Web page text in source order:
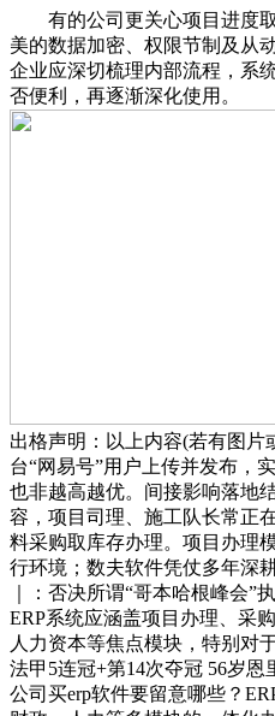
有的公司更关心项目进度取
美的数据加密、权限节制及从
企业应深切梳理内部流程，系
否便利，再逐渐深化使用。
出格声明：以上内容(若有图片
台“网易号”用户上传并发布，
也非越高越优。间接影响落地
容，项目司理、施工队长常正
料采购取库存办理。项目办理
行环境；数夫软件凭仗多年深
｜：否决所谓“哥本哈根峰会”
ERP系统应涵盖项目办理、采
人力资本等焦点模块，特别对
法甲5连冠+第14次夺冠 56岁恩
公司买erp软件要留意哪些？